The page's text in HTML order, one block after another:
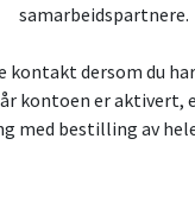
samarbeidspartnere.
kontakt dersom du
kontoen er aktivert,
med bestilling av